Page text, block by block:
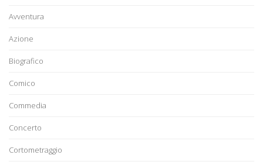
Avventura
Azione
Biografico
Comico
Commedia
Concerto
Cortometraggio